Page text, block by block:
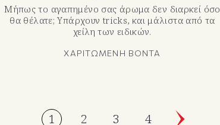
Μήπως το αγαπημένο σας άρωμα δεν διαρκεί όσο
θα θέλατε; Υπάρχουν tricks, και μάλιστα από τα
χείλη των ειδικών.
ΧΑΡΙΤΩΜΕΝΗ ΒΟΝΤΑ
1 2 3 4